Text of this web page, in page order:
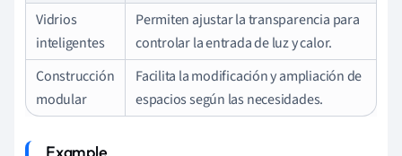
Vidrios
inteligentes
Permiten ajustar la transparencia para
controlar la entrada de luz y calor.
Construcción
modular
Facilita la modificación y ampliación de
espacios según las necesidades.